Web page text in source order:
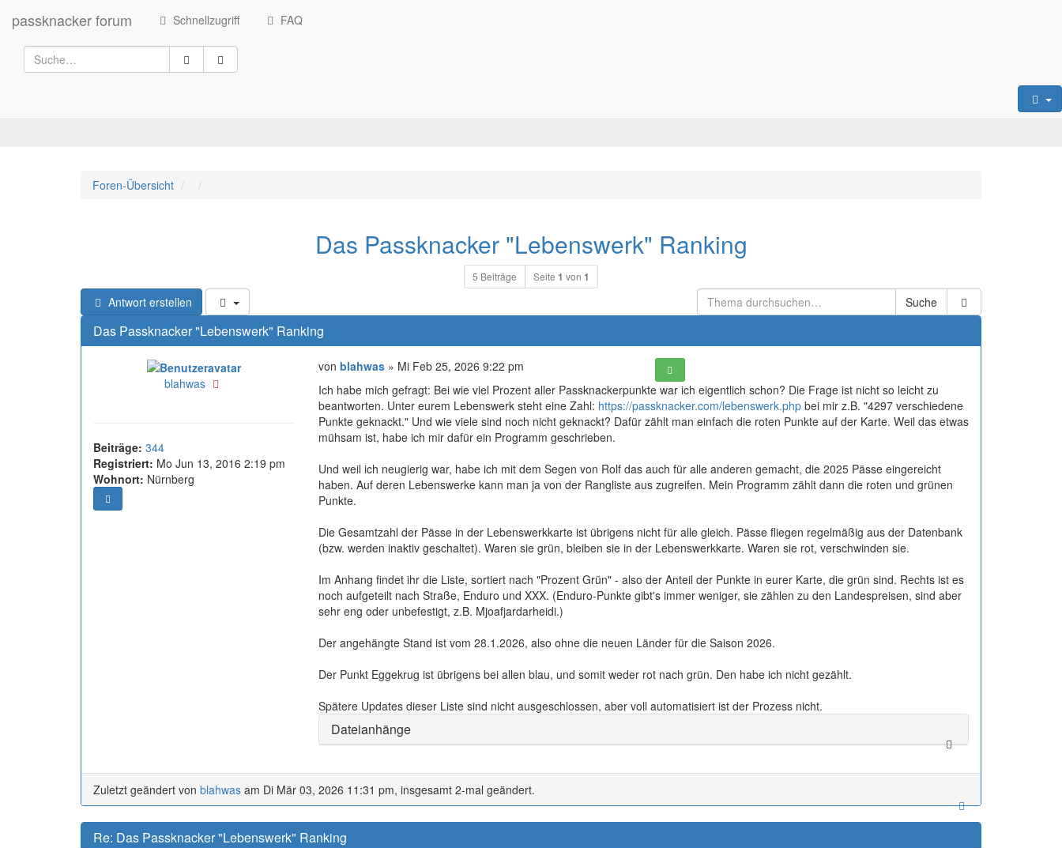
passknacker forum Schnellzugriff FAQ
Foren-Übersicht
Das Passknacker "Lebenswerk" Ranking
5 Beiträge Seite 1 von 1
Antwort erstellen Suche
Das Passknacker "Lebenswerk" Ranking
blahwas
Beiträge: 344
Registriert: Mo Jun 13, 2016 2:19 pm
Wohnort: Nürnberg
von blahwas» Mi Feb 25, 2026 9:22 pm
Ich habe mich gefragt: Bei wie viel Prozent aller Passknackerpunkte war ich eigentlich schon? Die Frage ist nicht so leicht zu
beantworten. Unter eurem Lebenswerk steht eine Zahl: https://passknacker.com/lebenswerk.phpbei mir z.B. "4297 verschiedene
Punkte geknackt." Und wie viele sind noch nicht geknackt? Dafür zählt man einfach die roten Punkte auf der Karte. Weil das etwas
mühsam ist, habe ich mir dafür ein Programm geschrieben.
Und weil ich neugierig war, habe ich mit dem Segen von Rolf das auch für alle anderen gemacht, die 2025 Pässe eingereicht
haben. Auf deren Lebenswerke kann man ja von der Rangliste aus zugreifen. Mein Programm zählt dann die roten und grünen
Punkte.
Die Gesamtzahl der Pässe in der Lebenswerkkarte ist übrigens nicht für alle gleich. Pässe fliegen regelmäßig aus der Datenbank
(bzw. werden inaktiv geschaltet). Waren sie grün, bleiben sie in der Lebenswerkkarte. Waren sie rot, verschwinden sie.
Im Anhang findet ihr die Liste, sortiert nach "Prozent Grün" - also der Anteil der Punkte in eurer Karte, die grün sind. Rechts ist es
noch aufgeteilt nach Straße, Enduro und XXX. (Enduro-Punkte gibt's immer weniger, sie zählen zu den Landespreisen, sind aber
sehr eng oder unbefestigt, z.B. Mjoafjardarheidi.)
Der angehängte Stand ist vom 28.1.2026, also ohne die neuen Länder für die Saison 2026.
Der Punkt Eggekrug ist übrigens bei allen blau, und somit weder rot nach grün. Den habe ich nicht gezählt.
Spätere Updates dieser Liste sind nicht ausgeschlossen, aber voll automatisiert ist der Prozess nicht.
Dateianhänge
Zuletzt geändert von blahwas am Di Mär 03, 2026 11:31 pm, insgesamt 2-mal geändert.
Re: Das Passknacker "Lebenswerk" Ranking